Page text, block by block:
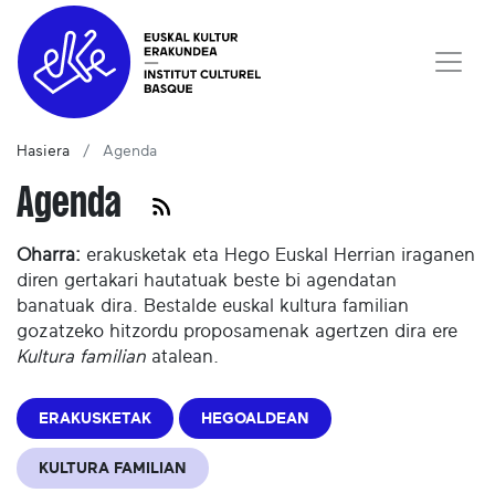
Hasiera Agenda
Agenda
Oharra: erakusketak eta Hego Euskal Herrian iraganen
diren gertakari hautatuak beste bi agendatan
banatuak dira. Bestalde euskal kultura familian
gozatzeko hitzordu proposamenak agertzen dira ere
Kultura familian atalean.
ERAKUSKETAK HEGOALDEAN
KULTURA FAMILIAN